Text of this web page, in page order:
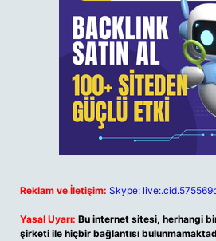
Reklam ve İletişim: Skype:
Yasal Uyarı: Bu internet sitesi, herhangi
şirketi ile hiçbir bağlantısı